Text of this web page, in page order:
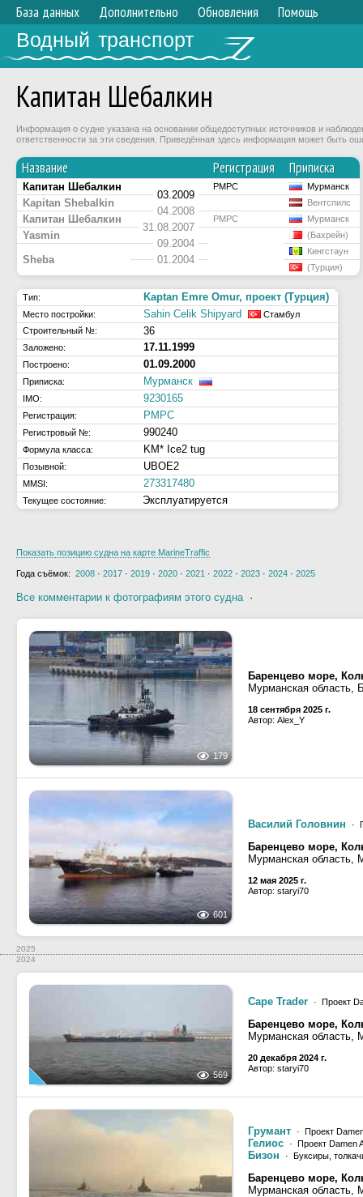
База данных Дополнительно Обновления Помощь
Водный транспорт
Капитан Шебалкин
Информация о судне указана на основании общедоступных источников и
ответственности за эти сведения. Приведённая здесь информация может быть
Название Регистрация Приписка
Капитан Шебалкин
03.2009
РМРС Мурманск
Kapitan Shebalkin
04.2008
Вентспилс
Капитан Шебалкин
31.08.2007
РМРС Мурманск
Yasmin
09.2004
(Бахрейн)
Sheba 01.2004
Кингстаун
(Турция)
Тип: Kaptan Emre Omur, проект (Турция)
Место постройки: Sahin Celik Shipyard
Стамбул
Строительный №:
36
Заложено: 17.11.1999
Построено: 01.09.2000
Приписка: Мурманск
IMO: 9230165
Регистрация: РМРС
Регистровый №: 990240
Формула класса: KM* Ice2 tug
Позывной: UBOE2
MMSI: 273317480
Текущее состояние: Эксплуатируется
Показать позицию судна на карте MarineTraffic
Года съёмок: 2008 · 2017 · 2019 · 2020 · 2021 · 2022 · 2023 · 2024 · 2025
Все комментарии к фотографиям этого судна·
179
Баренцево море,
Мурманская область,
18 сентября 2025 г.
Автор: Alex_Y
601
Василий Головнин ·
Баренцево море,
Мурманская область,
12 мая 2025 г.
Автор: staryi70
2025
2024
569
Cape Trader · Проект
Баренцево море,
Мурманская область,
20 декабря 2024 г.
Автор: staryi70
Грумант · Проект
Гелиос · Проект Damen
Бизон · Буксиры,
Баренцево море,
Мурманская область,